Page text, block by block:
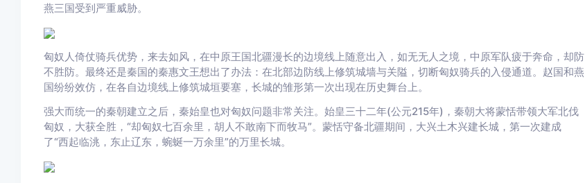
燕三国受到严重威胁。
匈奴人倚仗骑兵优势，来去如风，在中原王国北疆漫长的边境线上随意出入，如无无人之境，中原军队疲于奔命，却防
不胜防。最终还是秦国的秦惠文王想出了办法：在北部边防线上修筑城墙与关隘，切断匈奴骑兵的入侵通道。赵国和燕
国纷纷效仿，在各自边境线上修筑城垣要塞，长城的雏形第一次出现在历史舞台上。
强大而统一的秦朝建立之后，秦始皇也对匈奴问题非常关注。始皇三十二年(公元215年)，秦朝大将蒙恬带领大军北伐
匈奴，大获全胜，“却匈奴七百余里，胡人不敢南下而牧马”。蒙恬守备北疆期间，大兴土木兴建长城，第一次建成
了“西起临洮，东止辽东，蜿蜒一万余里”的万里长城。